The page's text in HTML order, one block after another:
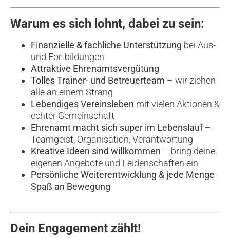
Warum es sich lohnt, dabei zu sein:
Finanzielle & fachliche Unterstützung bei Aus-
und Fortbildungen
Attraktive Ehrenamtsvergütung
Tolles Trainer- und Betreuerteam – wir ziehen
alle an einem Strang
Lebendiges Vereinsleben mit vielen Aktionen &
echter Gemeinschaft
Ehrenamt macht sich super im Lebenslauf–
Teamgeist, Organisation, Verantwortung
Kreative Ideen sind willkommen – bring deine
eigenen Angebote und Leidenschaften ein
Persönliche Weiterentwicklung & jede Menge
Spaß an Bewegung
Dein Engagement zählt!